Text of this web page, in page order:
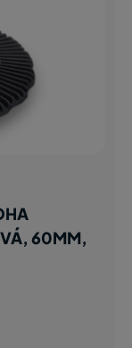
60MM,